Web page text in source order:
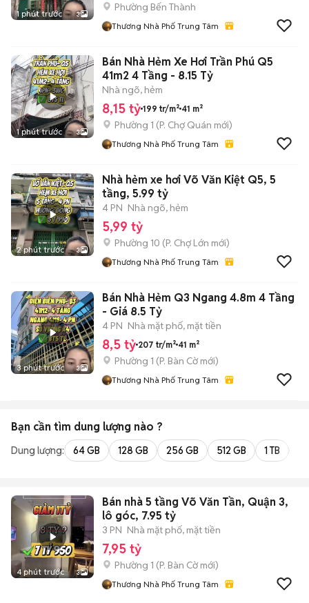
1 phút trước 3
Phường Bến Thành
Thương Nhà Phố Trung Tâm
1 phút trước 3
Bán Nhà Hẻm Xe Hơi Trần Phú Q5
41m2 4 Tầng - 8.15 Tỷ
Nhà ngõ, hẻm
8,15 tỷ 199 tr/m² 41 m²
Phường 1 (P. Chợ Quán mới)
Thương Nhà Phố Trung Tâm
2 phút trước 3
Nhà hẻm xe hơi Võ Văn Kiệt Q5, 5
tầng, 5.99 tỷ
4 PN Nhà ngõ, hẻm
5,99 tỷ
Phường 10 (P. Chợ Lớn mới)
Thương Nhà Phố Trung Tâm
3 phút trước 3
Bán Nhà Hẻm Q3 Ngang 4.8m 4 Tầng
- Giá 8.5 Tỷ
4 PN Nhà mặt phố, mặt tiền
8,5 tỷ 207 tr/m² 41 m²
Phường 1 (P. Bàn Cờmới)
Thương Nhà Phố Trung Tâm
Bạn cần tìm dung lượng nào ?
Dung lượng: 64 GB 128 GB 256 GB 512 GB 1 TB
4 phút trước 3
Bán nhà 5 tầng Võ Văn Tần, Quận 3,
lô góc, 7.95 tỷ
3 PN Nhà mặt phố, mặt tiền
7,95 tỷ
Phường 1 (P. Bàn Cờmới)
Thương Nhà Phố Trung Tâm